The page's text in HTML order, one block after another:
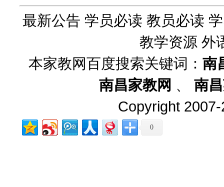
最新公告 学员必读 教员必读
教学资源 外
本家教网百度搜索关键词：南
南昌家教网 、南
Copyright
0